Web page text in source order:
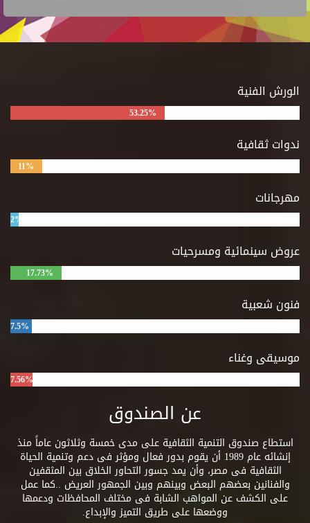
الورش الفنية
53.25%
ندوات ثقافية
11%
مهرجانات
2%
عروض سينمائية ومسرحيات
17.73%
فنون شعبية
7.5%
موسيقى وغناء
7.56%
عن الصندوق
استطاع صندوق التنمية الثقافية على مدى خمسة وثلاثون عاماً منذ
إنشائه عام 1989 أن يقوم بدور فعال ومؤثر فى دعم وتنمية الحياة
الثقافية فى مصر، وأن يمد جسور التحاور الخلاق بين المثقفين
والفنانين بعضهم البعض وبينهم وبين الجمهور العريض ..كما عمل
على الكشف عن المواهب الشابة فى مختلف المحافظات ودعمها
ووضعها على طريق التميز والإبداع.